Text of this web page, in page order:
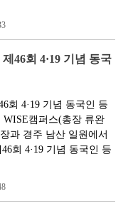
46회 4·19 기념 동국
회 4·19 기념 동국인 등
캠퍼스(총장 류완
과 경주 남산 일원에서
회 4·19 기념 동국인 등